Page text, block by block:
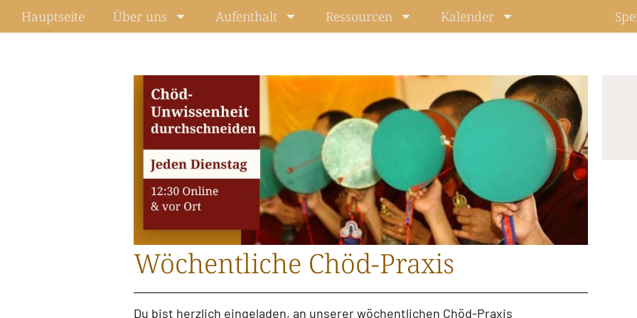
ZumHauptseite Über uns Aufenthalt Ressourcen Kalender
Wöchentliche Chöd-Praxis
Du bist herzlich eingeladen, an unsererwöchentlichen Chöd-Praxis